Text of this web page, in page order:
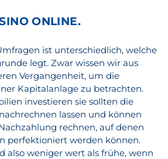
ONLINE.
ist unterschiedlich, welche
legt. Zwar wissen wir aus
Vergangenheit, um die
Kapitalanlage zu betrachten.
investieren sie sollten die
lassen und können
rechnen, auf denen
perfektioniert werden können.
also weniger wert als frühe, wenn